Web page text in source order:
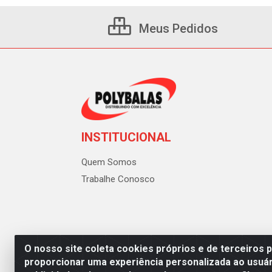
O nosso site coleta cookies próprios e de terceiros
proporcionar uma experiência personalizada ao
Meus Pedidos
INSTITUCIONAL
Quem Somos
Trabalhe Conosco